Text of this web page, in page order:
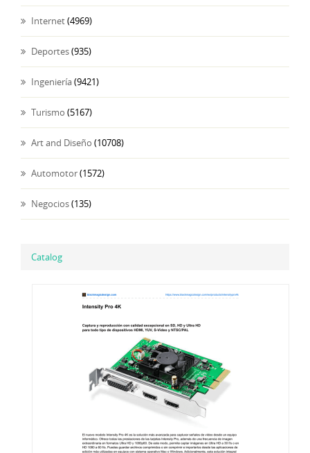
Internet(4969)
Deportes(935)
Ingeniería(9421)
Turismo (5167)
Art and Diseño (10708)
Automotor(1572)
Negocios(135)
Catalog